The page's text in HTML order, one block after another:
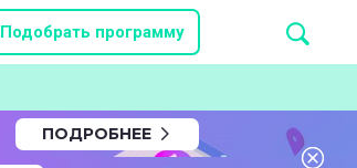
Подобрать программу
ПОДРОБНЕЕ